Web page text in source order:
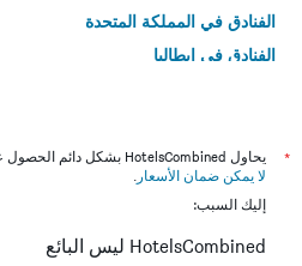
الفنادق في المملكة المتحدة
الفنادق في إيطاليا
*
يحاول HotelsCombined بشكل دائم الحصول على الأسعار الدقيقة، ولكن
لا يمكن ضمان الأسعار .
إليك السبب:
HotelsCombined ليس البائع